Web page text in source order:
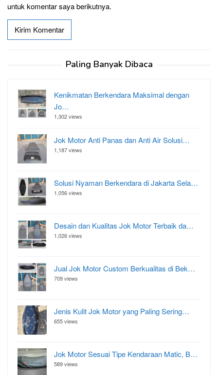
untuk komentar saya berikutnya.
Paling Banyak Dibaca
Kenikmatan Berkendara Maksimal dengan
Jo…
1,302 views
Jok Motor Anti Panas dan Anti Air Solusi…
1,187 views
Solusi Nyaman Berkendara di Jakarta Sela…
1,056 views
Desain dan Kualitas Jok Motor Terbaik da…
1,026 views
Jual Jok Motor Custom Berkualitas di Bek…
709 views
Jenis Kulit Jok Motor yang Paling Sering…
655 views
Jok Motor Sesuai Tipe Kendaraan Matic, B…
589 views